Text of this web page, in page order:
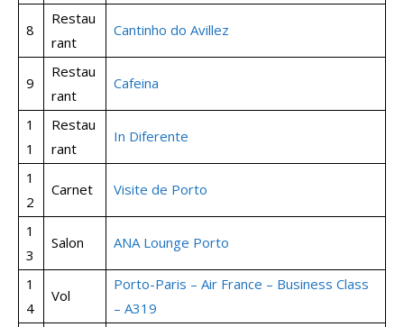
8
Restau
rant
Cantinho do Avillez
9
Restau
rant
Cafeina
1
1
Restau
rant
In Diferente
1
2
Carnet Visite de Porto
1
3
Salon ANA Lounge Porto
1
4
Vol
Porto-Paris – Air France – Business Class
– A319